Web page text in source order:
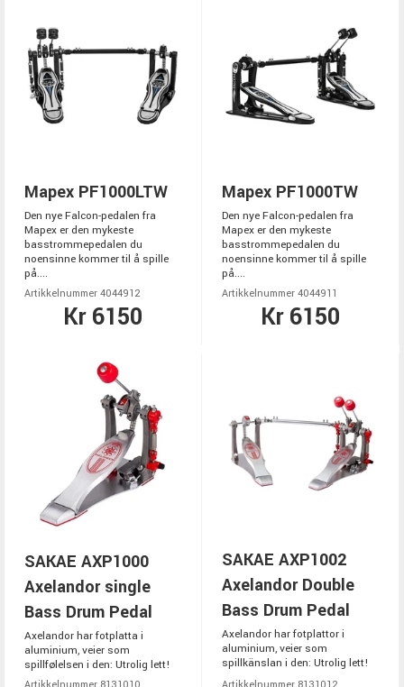
Mapex PF1000LTW
Den nye Falcon-pedalen fra
Mapex er den mykeste
basstrommepedalen du
noensinne kommer til å spille
på....
Artikkelnummer 4044912
Kr 6150
Mapex PF1000TW
Den nye Falcon-pedalen fra
Mapex er den mykeste
basstrommepedalen du
noensinne kommer til å spille
på....
Artikkelnummer 4044911
Kr 6150
SAKAE AXP1000
Axelandor single
Bass Drum Pedal
Axelandor har fotplatta i
aluminium, veier som
spillfølelsen i den: Utrolig lett!
SAKAE AXP1002
Axelandor Double
Bass Drum Pedal
Axelandor har fotplattor i
aluminium, veier som
spillkänslan i den: Utrolig lett!